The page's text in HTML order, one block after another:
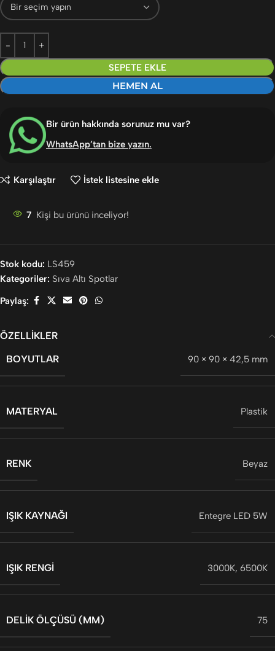
SEPETE EKLE
HEMEN AL
Bir ürün hakkında sorunuz mu var?
WhatsApp’tan bize yazın.
Karşılaştır İstek listesine ekle
7 Kişi bu ürünü inceliyor!
Stok kodu: LS459
Kategoriler: Sıva Altı Spotlar
Paylaş:
ÖZELLIKLER
BOYUTLAR
90 × 90 × 42,5 mm
MATERYAL Plastik
RENK Beyaz
IŞIK KAYNAĞI Entegre LED 5W
IŞIK RENGI 3000K, 6500K
DELIK ÖLÇÜSÜ (MM) 75